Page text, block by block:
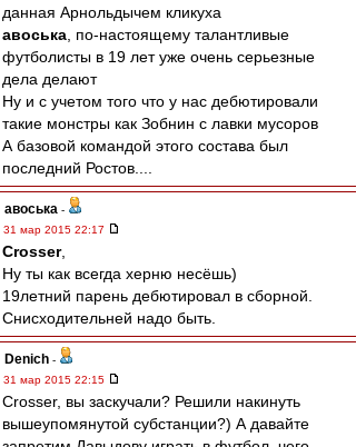
данная Арнольдычем кликуха
авоська , по-настоящему талантливые
футболисты в 19 лет уже очень серьезные
дела делают
Ну и с учетом того что у нас дебютировали
такие монстры как Зобнин с лавки мусоров
А базовой командой этого состава был
последний Ростов....
авоська -
31 мар 2015 22:17
Crosser,
Ну ты как всегда херню несёшь)
19летний парень дебютировал в сборной.
Снисходительней надо быть.
Denich -
31 мар 2015 22:15
Crosser, вы заскучали? Решили накинуть
вышеупомянутой субстанции?) А давайте